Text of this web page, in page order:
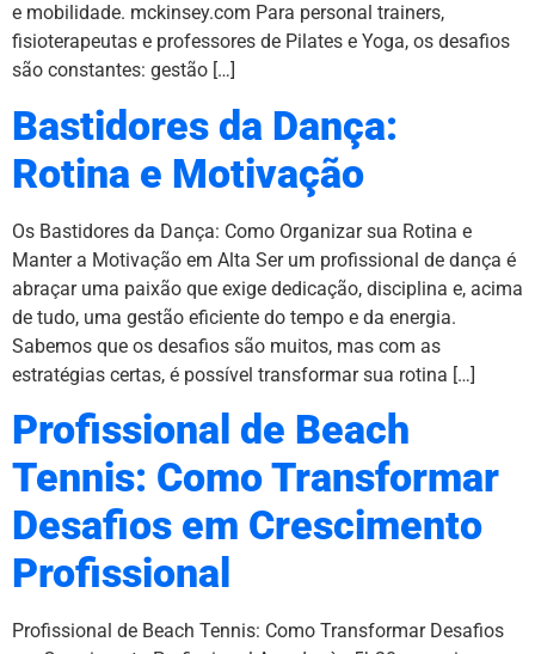
e mobilidade. mckinsey.com Para personal trainers,
fisioterapeutas e professores de Pilates e Yoga, os desafios
são constantes: gestão […]
Bastidores da Dança:
Rotina e Motivação
Os Bastidores da Dança: Como Organizar sua Rotina e
Manter a Motivação em Alta Ser um profissional de dança é
abraçar uma paixão que exige dedicação, disciplina e, acima
de tudo, uma gestão eficiente do tempo e da energia.
Sabemos que os desafios são muitos, mas com as
estratégias certas, é possível transformar sua rotina […]
Profissional de Beach
Tennis: Como Transformar
Desafios em Crescimento
Profissional
Profissional de Beach Tennis: Como Transformar Desafios